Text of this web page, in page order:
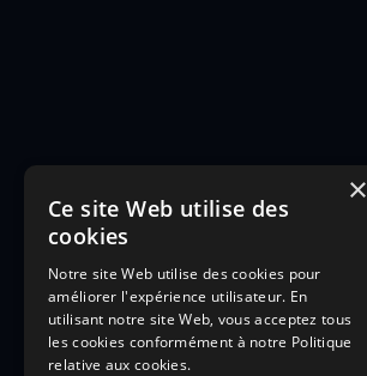
×
Ce site Web utilise des
cookies
Notre site Web utilise des cookies pour
améliorer l'expérience utilisateur. En
utilisant notre site Web, vous acceptez tous
les cookies conformément à notre Politique
relative aux cookies.